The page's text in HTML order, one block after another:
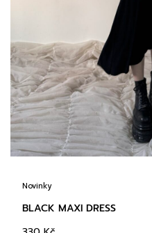
Novinky
BLACK MAXI DRESS